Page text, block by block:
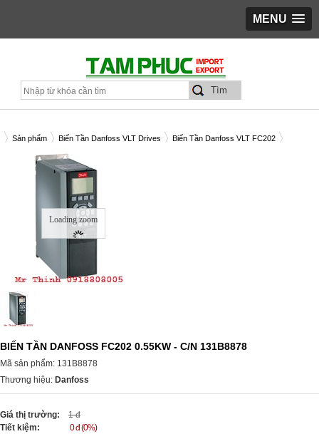
MENU
Sản phẩm Biến Tần Danfoss VLT Drives
Biến Tần Danfoss VLT FC202
TẦN DANFOSS FC202 0.55KW - C/N 131B8878
Loading zoom
BIẾN TẦN DANFOSS FC202 0.55KW - C/N 131B8878
Mã sản phẩm: 131B8878
Thương hiệu: Danfoss
Giá thị trường:
1 đ
Tiết kiệm:
0 đ (0%)